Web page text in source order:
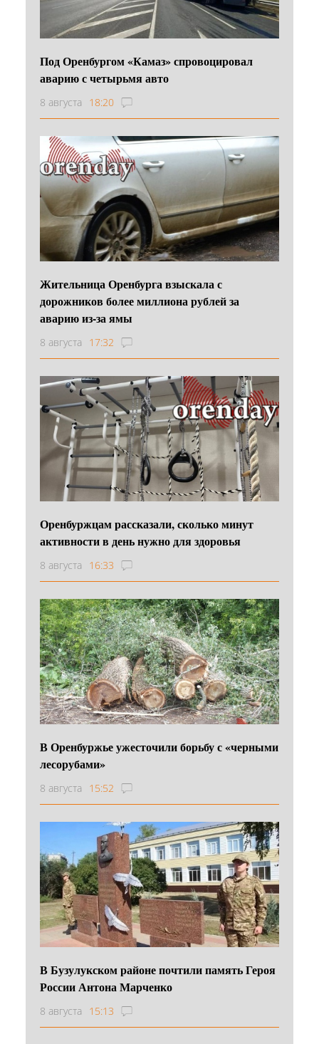
Под Оренбургом «Камаз» спровоцировал
аварию с четырьмя авто
8 августа 18:20
Жительница Оренбурга взыскала с
дорожников более миллиона рублей за
аварию из-за ямы
8 августа 17:32
Оренбуржцам рассказали, сколько минут
активности в день нужно для здоровья
8 августа 16:33
В Оренбуржье ужесточили борьбу с «черными
лесорубами»
8 августа 15:52
В Бузулукском районе почтили память Героя
России Антона Марченко
8 августа 15:13